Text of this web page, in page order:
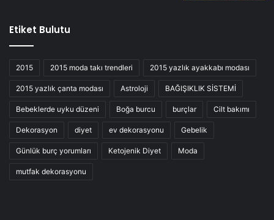
Etiket Bulutu
2015 2015 moda takı trendleri 2015 yazlık ayakkabı modası
2015 yazlık çanta modası Astroloji BAĞIŞIKLIK SİSTEMİ
Bebeklerde uyku düzeni Boğa burcu burçlar Cilt bakımı
Dekorasyon diyet ev dekorasyonu Gebelik
Günlük burç yorumları Ketojenik Diyet Moda
mutfak dekorasyonu